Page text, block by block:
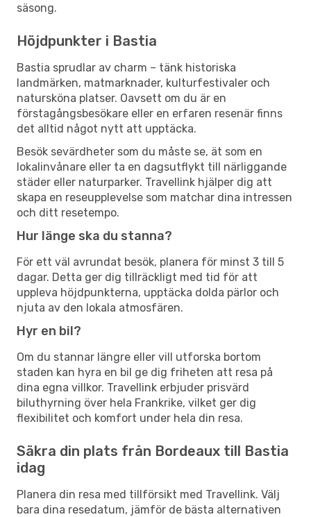
säsong.
Höjdpunkter i Bastia
Bastia sprudlar av charm – tänk historiska
landmärken, matmarknader, kulturfestivaler och
natursköna platser. Oavsett om du är en
förstagångsbesökare eller en erfaren resenär finns
det alltid något nytt att upptäcka.
Besök sevärdheter som du måste se, ät som en
lokalinvånare eller ta en dagsutflykt till närliggande
städer eller naturparker. Travellink hjälper dig att
skapa en reseupplevelse som matchar dina intressen
och ditt resetempo.
Hur länge ska du stanna?
För ett väl avrundat besök, planera för minst 3 till 5
dagar. Detta ger dig tillräckligt med tid för att
uppleva höjdpunkterna, upptäcka dolda pärlor och
njuta av den lokala atmosfären.
Hyr en bil?
Om du stannar längre eller vill utforska bortom
staden kan hyra en bil ge dig friheten att resa på
dina egna villkor. Travellink erbjuder prisvärd
biluthyrning över hela Frankrike, vilket ger dig
flexibilitet och komfort under hela din resa.
Säkra din plats från Bordeaux till Bastia
idag
Planera din resa med tillförsikt med Travellink. Välj
bara dina resedatum, jämför de bästa alternativen